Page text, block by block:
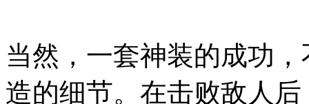
当然，一套神装的成功
造的细节。在击败敌人